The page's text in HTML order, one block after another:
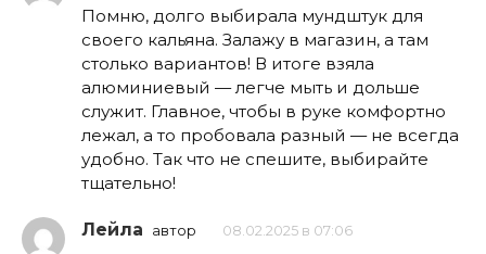
Помню, долго выбирала мундштук для
своего кальяна. Залажу в магазин, а там
столько вариантов! В итоге взяла
алюминиевый — легче мыть и дольше
служит. Главное, чтобы в руке комфортно
лежал, а то пробовала разный — не всегда
удобно. Так что не спешите, выбирайте
тщательно!
Лейла автор 08.02.2025 в 07:06